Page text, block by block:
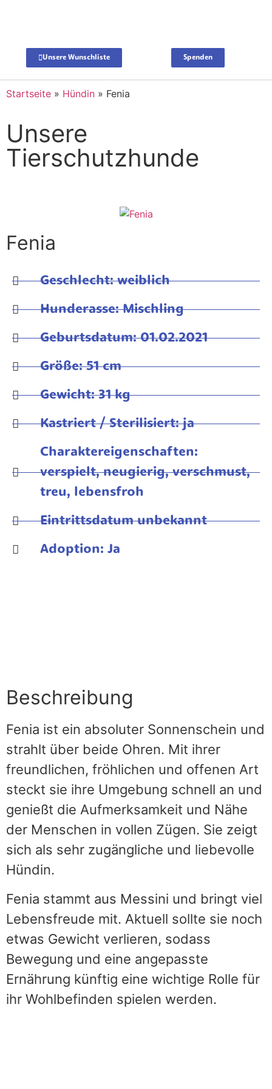
Unsere Wunschliste Spenden
Startseite » Hündin » Fenia
Unsere
Tierschutzhunde
Fenia
Geschlecht: weiblich
Hunderasse: Mischling
Geburtsdatum: 01.02.2021
Größe: 51 cm
Gewicht: 31 kg
Kastriert / Sterilisiert: ja
Charaktereigenschaften:
verspielt, neugierig, verschmust,
treu, lebensfroh
Eintrittsdatum unbekannt
Adoption: Ja
Beschreibung
Fenia ist ein absoluter Sonnenschein und
strahlt über beide Ohren. Mit ihrer
freundlichen, fröhlichen und offenen Art
steckt sie ihre Umgebung schnell an und
genießt die Aufmerksamkeit und Nähe
der Menschen in vollen Zügen. Sie zeigt
sich als sehr zugängliche und liebevolle
Hündin.
Fenia stammt aus Messini und bringt viel
Lebensfreude mit. Aktuell sollte sie noch
etwas Gewicht verlieren, sodass
Bewegung und eine angepasste
Ernährung künftig eine wichtige Rolle für
ihr Wohlbefinden spielen werden.